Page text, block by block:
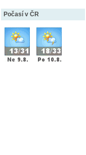
Počasí v ČR